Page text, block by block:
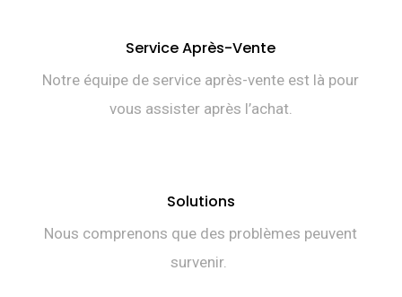
Service Après-Vente
Notre équipe de service après-vente est là pour
vous assister après l’achat.
Solutions
Nous comprenons que des problèmes peuvent
survenir.